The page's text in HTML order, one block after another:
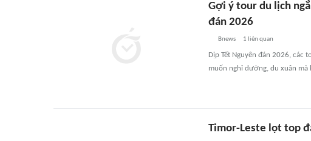
Gợi ý tour du lịch
đán 2026
Bnews 1 liên quan
Dịp Tết Nguyên đán 2026, các
muốn nghỉ dưỡng, du xuân mà
Timor-Leste lọt top